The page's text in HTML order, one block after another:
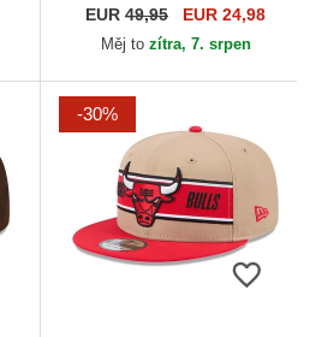
The Farm Flats The Farm
Goorin Bros.
EUR 49,95 EUR 24,98
Měj to zítra, 7. srpen
-30%